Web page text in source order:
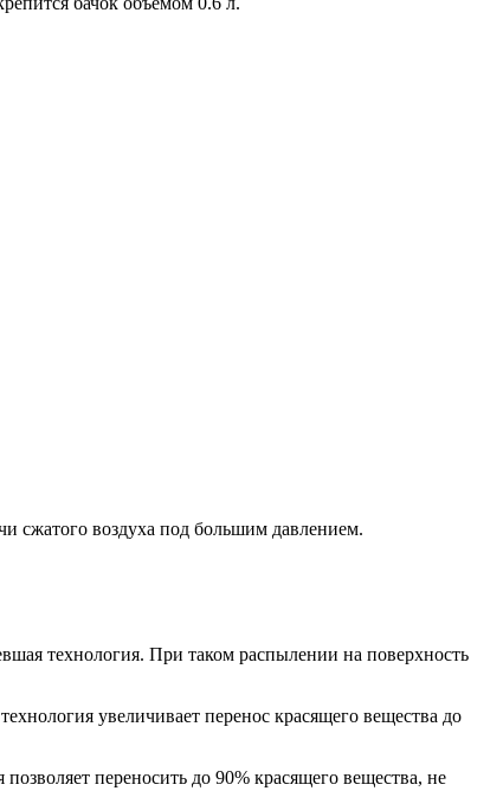
сжатого воздуха под большим давлением.
технология. При таком распылении на поверхность
увеличивает перенос красящего вещества до
переносить до 90% красящего вещества, не